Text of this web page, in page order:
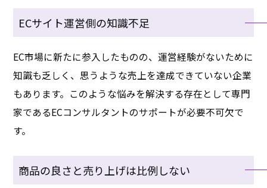
ECサイト運営側の知識不足
EC市場に新たに参入したものの、運営経験がないために
知識も乏しく、思うような売上を達成できていない企業
もあります。このような悩みを解決する存在として専門
家であるECコンサルタントのサポートが必要不可欠で
す。
商品の良さと売り上げは比例しない